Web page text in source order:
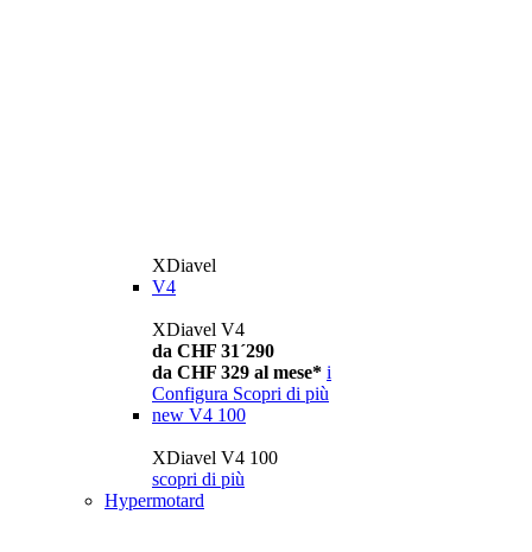
XDiavel
V4
XDiavel V4
da CHF 31´290
da CHF 329 al mese* i
Configura Scopri di più
new V4 100
XDiavel V4 100
scopri di più
Hypermotard